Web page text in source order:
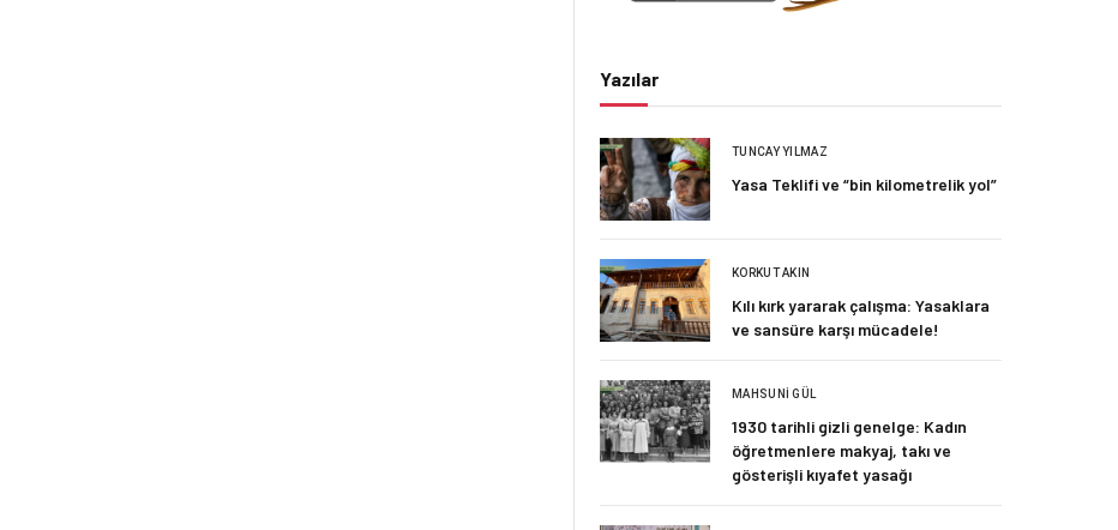
Yazılar
TUNCAY YILMAZ
Yasa Teklifi ve “bin kilometrelik yol”
KORKUT AKIN
Kılı kırk yararak çalışma: Yasaklara
ve sansüre karşı mücadele!
MAHSUNI GÜL
1930 tarihli gizli genelge: Kadın
öğretmenlere makyaj, takı ve
gösterişli kıyafet yasağı